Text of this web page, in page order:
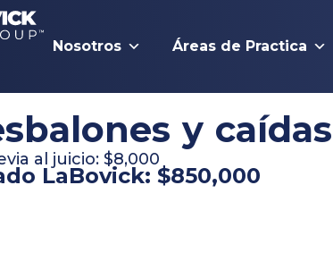
Nosotros Áreas de Practica
y caídas
al juicio: $8,000
LaBovick: $850,000